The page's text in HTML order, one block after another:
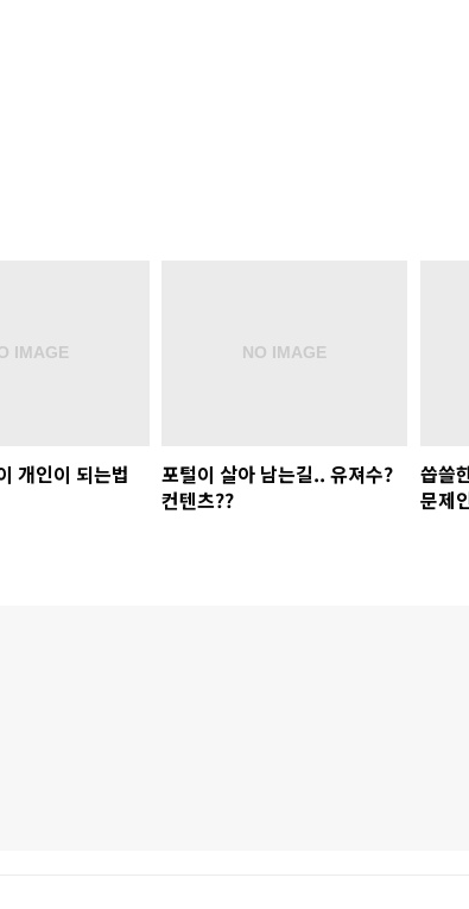
개인이 되는법
포털이 살아 남는길.. 유져수?
컨텐츠??
씁쓸
문제